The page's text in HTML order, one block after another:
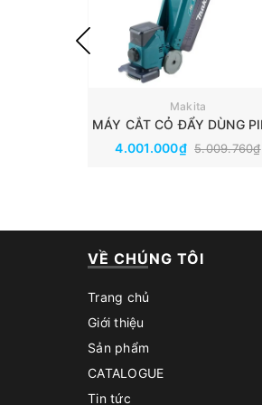
Makita
4.001.000₫ 5.009.760₫
VỀ CHÚNG TÔI
Trang chủ
Giới thiệu
Sản phẩm
CATALOGUE
Tin tức